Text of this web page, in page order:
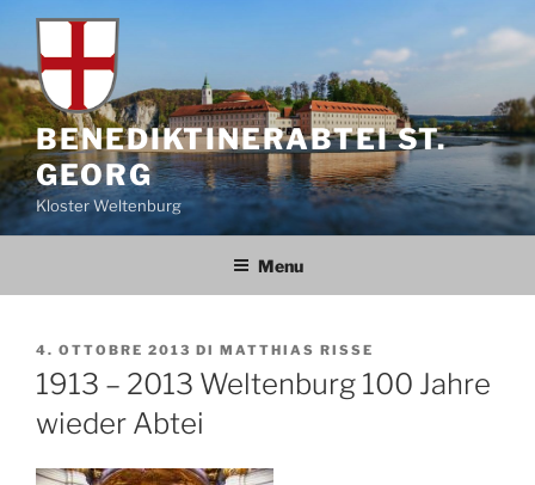
Salta
contenuto
BENEDIKTINERABTEI ST.
GEORG
Kloster Weltenburg
Menu
PUBBLICATO
IL
4. OTTOBRE 2013 DI MATTHIAS RISSE
1913 – 2013 Weltenburg 100 Jahre
wieder Abtei